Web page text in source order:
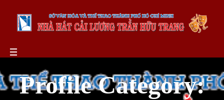
Profile Category: